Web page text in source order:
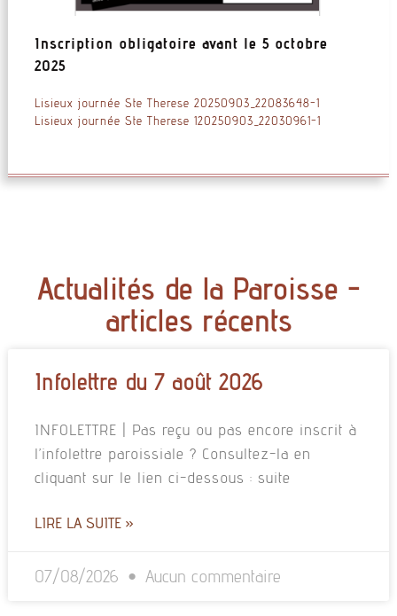
Inscription obligatoire avant le 5 octobre
2025
Lisieux journée Ste Therese 20250903_22083648-1
Lisieux journée Ste Therese 120250903_22030961-1
Actualités de la Paroisse -
articles récents
Infolettre du 7 août 2026
INFOLETTRE | Pas reçu ou pas encore inscrit à
l’infolettre paroissiale ? Consultez-la en
cliquant sur le lien ci-dessous : suite
LIRE LA SUITE »
07/08/2026 Aucun commentaire